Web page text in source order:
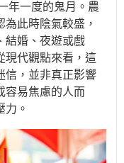
年一度的鬼月。農
此時陰氣較盛，
結婚、夜遊或戲
現代觀點來看，這
信，並非真正影響
容易焦慮的人而
力。